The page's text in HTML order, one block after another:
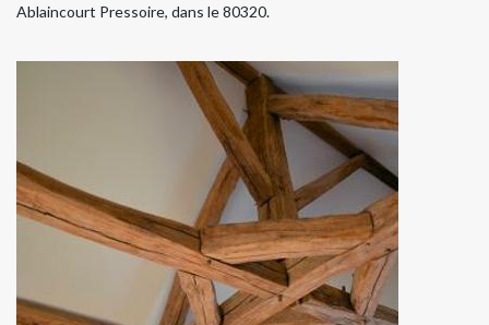
Ablaincourt Pressoire, dans le 80320.